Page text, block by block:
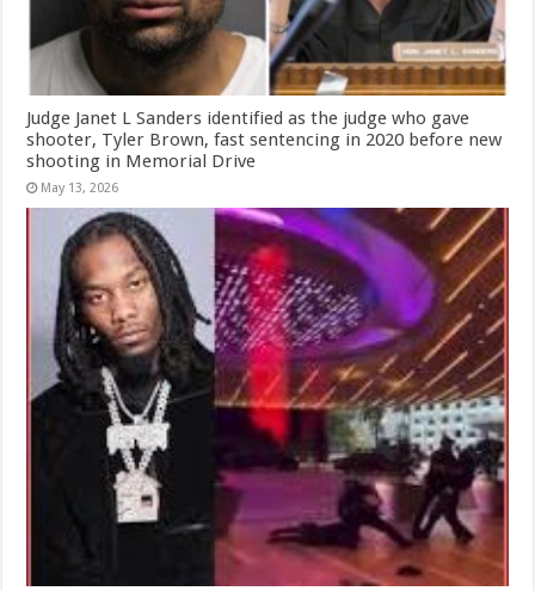
Judge Janet L Sanders identified as the judge who gave
shooter, Tyler Brown, fast sentencing in 2020 before new
shooting in Memorial Drive
May 13, 2026